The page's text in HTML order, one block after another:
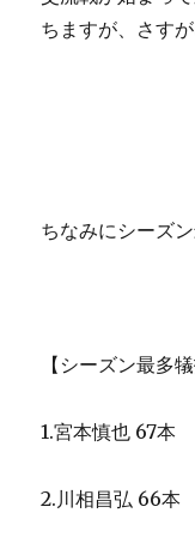
ちますが、さす
ちなみにシーズ
【シーズン最多
1.宮本慎也 67本
2.川相昌弘 66本